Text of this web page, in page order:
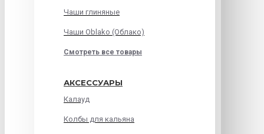
Чаши глиняные
Чаши Oblako (Облако)
Смотреть все товары
АКСЕССУАРЫ
Калауд
Колбы для кальяна